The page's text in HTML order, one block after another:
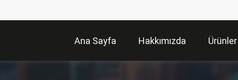
Ana Sayfa Hakkımızda Ürünler